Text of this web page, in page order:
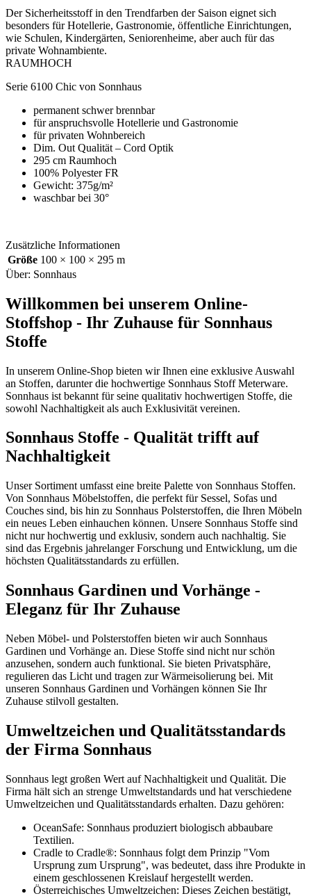
Der Sicherheitsstoff in den Trendfarben der Saison eignet sich
besonders für Hotellerie, Gastronomie, öffentliche Einrichtungen,
wie Schulen, Kindergärten, Seniorenheime, aber auch für das
private Wohnambiente.
RAUMHOCH
Serie 6100 Chic von Sonnhaus
permanent schwer brennbar
für anspruchsvolle Hotellerie und Gastronomie
für privaten Wohnbereich
Dim. Out Qualität – Cord Optik
295 cm Raumhoch
100% Polyester FR
Gewicht: 375g/m²
waschbar bei 30°
Zusätzliche Informationen
Größe 100 × 100 × 295 m
Über: Sonnhaus
Willkommen bei unserem Online-
Stoffshop - Ihr Zuhause für Sonnhaus
Stoffe
In unserem Online-Shop bieten wir Ihnen eine exklusive Auswahl
an Stoffen, darunter die hochwertige Sonnhaus Stoff Meterware.
Sonnhaus ist bekannt für seine qualitativ hochwertigen Stoffe, die
sowohl Nachhaltigkeit als auch Exklusivität vereinen.
Sonnhaus Stoffe - Qualität trifft auf
Nachhaltigkeit
Unser Sortiment umfasst eine breite Palette von Sonnhaus Stoffen.
Von Sonnhaus Möbelstoffen, die perfekt für Sessel, Sofas und
Couches sind, bis hin zu Sonnhaus Polsterstoffen, die Ihren Möbeln
ein neues Leben einhauchen können. Unsere Sonnhaus Stoffe sind
nicht nur hochwertig und exklusiv, sondern auch nachhaltig. Sie
sind das Ergebnis jahrelanger Forschung und Entwicklung, um die
höchsten Qualitätsstandards zu erfüllen.
Sonnhaus Gardinen und Vorhänge -
Eleganz für Ihr Zuhause
Neben Möbel- und Polsterstoffen bieten wir auch Sonnhaus
Gardinen und Vorhänge an. Diese Stoffe sind nicht nur schön
anzusehen, sondern auch funktional. Sie bieten Privatsphäre,
regulieren das Licht und tragen zur Wärmeisolierung bei. Mit
unseren Sonnhaus Gardinen und Vorhängen können Sie Ihr
Zuhause stilvoll gestalten.
Umweltzeichen und Qualitätsstandards
der Firma Sonnhaus
Sonnhaus legt großen Wert auf Nachhaltigkeit und Qualität. Die
Firma hält sich an strenge Umweltstandards und hat verschiedene
Umweltzeichen und Qualitätsstandards erhalten. Dazu gehören:
OceanSafe: Sonnhaus produziert biologisch abbaubare
Textilien.
Cradle to Cradle®: Sonnhaus folgt dem Prinzip "Vom
Ursprung zum Ursprung", was bedeutet, dass ihre Produkte in
einem geschlossenen Kreislauf hergestellt werden.
Österreichisches Umweltzeichen: Dieses Zeichen bestätigt,